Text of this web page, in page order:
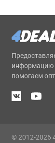
информацию
помогаем
© 2012-2026